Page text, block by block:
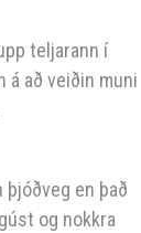
teljarann í
á að veiðin muni
en það
og nokkra